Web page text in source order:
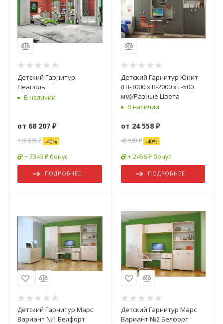
Детский Гарнитур
Неаполь
В наличии
от 68 207 ₽
113 678 ₽ -40%
+ 7343 ₽ бонус
ПОДРОБНЕЕ
Детский Гарнитур Юнит
(Ш-3000 х В-2000 х Г-500
мм)/Разные Цвета
В наличии
от 24 558 ₽
40 930 ₽ -40%
+ 2456 ₽ бонус
ПОДРОБНЕЕ
Детский Гарнитур Марс
Вариант №1 Белфорт
Детский Гарнитур Марс
Вариант №2 Белфорт